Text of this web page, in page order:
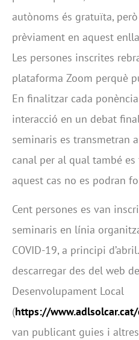
autònoms és gratuïta,
prèviament en aquest
Les persones inscrites
plataforma Zoom perquè
En finalitzar cada
interacció en un debat
seminaris es transmetran
canal per al qual també es
aquest cas no es podran
Cent persones es van
seminaris en línia
COVID-19, a principi
descarregar des del web
Desenvolupament Local
(https://
van publicant guies i